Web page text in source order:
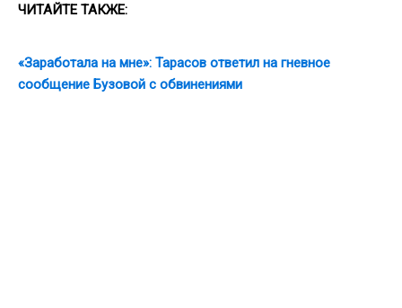
ЧИТАЙТЕ ТАКЖЕ:
«Заработала на мне»: Тарасов ответил на гневное
сообщение Бузовой с обвинениями